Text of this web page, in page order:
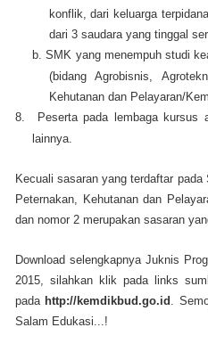
konflik, dari keluarga
dari 3 saudara yang tinggal
b. SMK yang menempuh studi
(bidang Agrobisnis,
Kehutanan dan Pelayaran/
8.
Peserta pada lembaga kursus
lainnya.
Kecuali sasaran yang terdaftar pada
Peternakan, Kehutanan dan
dan nomor 2 merupakan sasaran
Download selengkapnya Juknis
2015, silahkan klik pada links
pada http://kemdikbud.go.id .
Salam Edukasi...!